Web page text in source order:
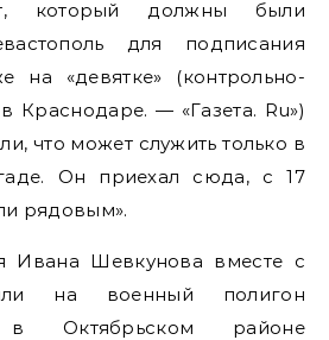
который должны были
для подписания
на «девятке» (контрольно-
Краснодаре. — «Газета. Ru»)
что может служить только в
Он приехал сюда, с 17
рядовым».
Ивана Шевкунова вместе с
на военный полигон
в Октябрьском районе